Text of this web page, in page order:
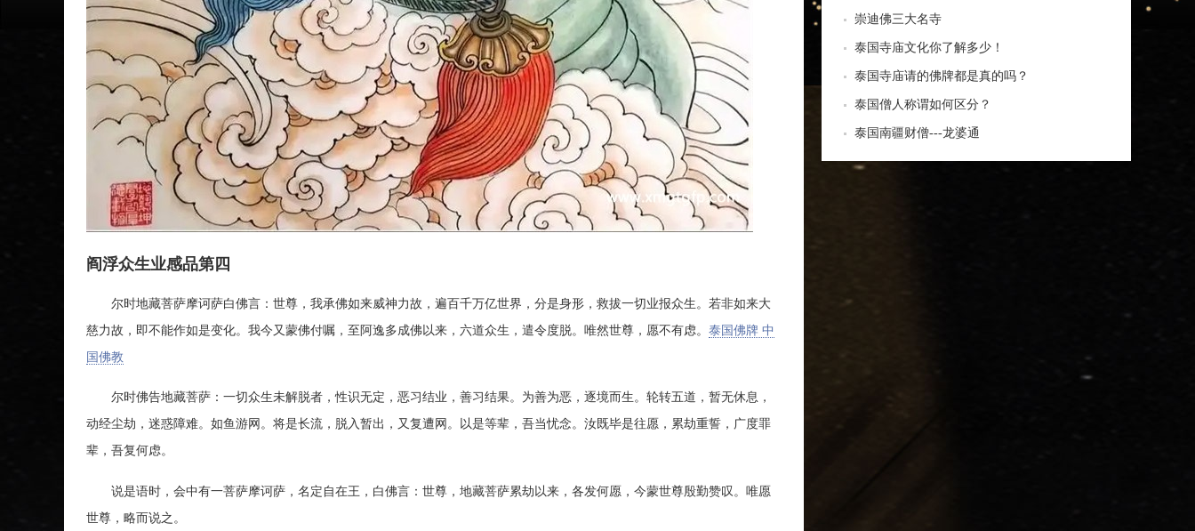
阎浮众生业感品第四
尔时地藏菩萨摩诃萨白佛言：世尊，我承佛如来威神力故，遍百千万亿世界，分是身形，救拔一切业报众生。若非如来大
慈力故，即不能作如是变化。我今又蒙佛付嘱，至阿逸多成佛以来，六道众生，遣令度脱。唯然世尊，愿不有虑。 泰国佛牌 中
国佛教
尔时佛告地藏菩萨：一切众生未解脱者，性识无定，恶习结业，善习结果。为善为恶，逐境而生。轮转五道，暂无休息，
动经尘劫，迷惑障难。如鱼游网。将是长流，脱入暂出，又复遭网。以是等辈，吾当忧念。汝既毕是往愿，累劫重誓，广度罪
辈，吾复何虑。
说是语时，会中有一菩萨摩诃萨，名定自在王，白佛言：世尊，地藏菩萨累劫以来，各发何愿，今蒙世尊殷勤赞叹。唯愿
世尊，略而说之。
崇迪佛三大名寺
泰国寺庙文化你了解多少！
泰国寺庙请的佛牌都是真的吗？
泰国僧人称谓如何区分？
泰国南疆财僧---龙婆通